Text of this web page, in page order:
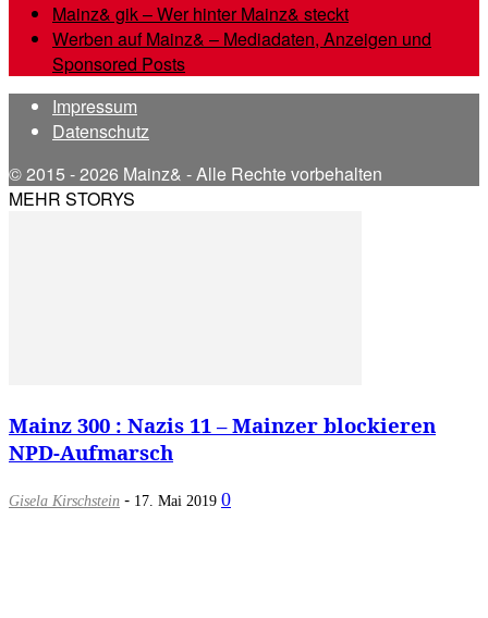
Mainz& gik – Wer hinter Mainz& steckt
Werben auf Mainz& – Mediadaten, Anzeigen und
Sponsored Posts
Impressum
Datenschutz
© 2015 - 2026 Mainz& - Alle Rechte vorbehalten
MEHR STORYS
Mainz 300 : Nazis 11 – Mainzer blockieren
NPD-Aufmarsch
Gisela Kirschstein - 17. Mai 2019 0